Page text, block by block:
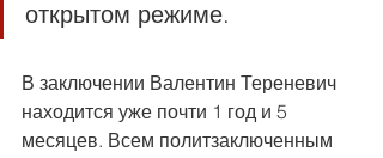
открытом режиме.
В заключении Валентин Тереневич
находится уже почти 1 год и 5
месяцев. Всем политзаключенным